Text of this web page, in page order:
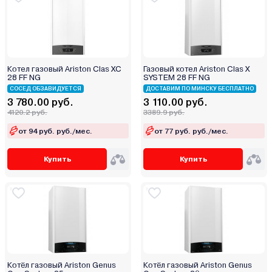
Котел газовый Ariston Clas XC
28 FF NG
СОСЕД ОБЗАВИДУЕТСЯ
3 780.00 руб.
4120.2 руб.
от 94 руб. руб./мес.
Купить
Газовый котел Ariston Clas X
SYSTEM 28 FF NG
ДОСТАВИМ ПО МИНСКУ БЕСПЛАТНО
3 110.00 руб.
3389.9 руб.
от 77 руб. руб./мес.
Купить
Котёл газовый Ariston Genus
Котёл газовый Ariston Genus